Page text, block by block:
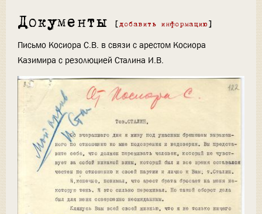
Документы [ добавить информацию ]
Письмо Косиора С.В. в связи с арестом Косиора
Казимира с резолюцией Сталина И.В.